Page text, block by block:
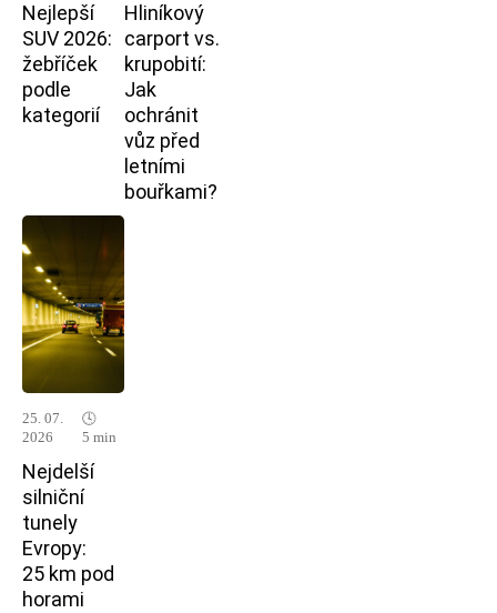
Nejlepší
SUV 2026:
žebříček
podle
kategorií
Hliníkový
carport vs.
krupobití:
Jak
ochránit
vůz před
letními
bouřkami?
25. 07.
2026
🕓
5 min
Nejdelší
silniční
tunely
Evropy:
25 km pod
horami